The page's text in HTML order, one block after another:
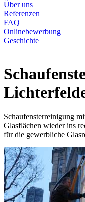
Über uns
Referenzen
FAQ
Onlinebewerbung
Geschichte
Schaufensterreinigung
Glasflächen wieder ins
für die gewerbliche